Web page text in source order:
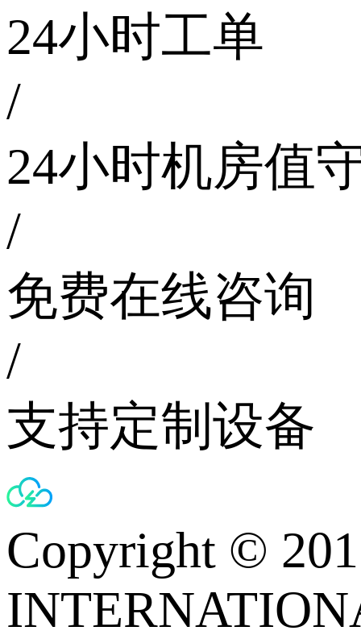
24小时工单
/
24小时机房值
/
免费在线咨询
/
支持定制设备
Copyright ©